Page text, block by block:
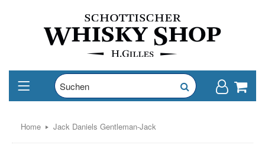
Home Jack Daniels Gentleman-Jack